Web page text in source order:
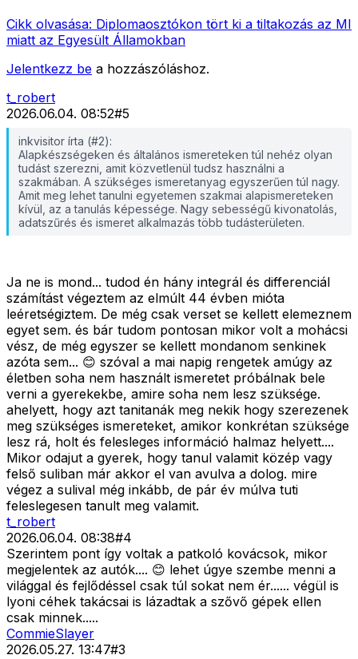
Cikk olvasása: Diplomaosztókon tört ki a tiltakozás az MI
miatt az Egyesült Államokban
Jelentkezz be a hozzászóláshoz.
t_robert
2026.06.04. 08:52#5
inkvisitor írta (#2):
Alapkészségeken és általános ismereteken túl nehéz olyan
tudást szerezni, amit közvetlenül tudsz használni a
szakmában. A szükséges ismeretanyag egyszerűen túl nagy.
Amit meg lehet tanulni egyetemen szakmai alapismereteken
kívül, az a tanulás képessége. Nagy sebességű kivonatolás,
adatszűrés és ismeret alkalmazás több tudásterületen.
Ja ne is mond... tudod én hány integrál és differenciál
számítást végeztem az elmúlt 44 évben mióta
leéretségiztem. De még csak verset se kellett elemeznem
egyet sem. és bár tudom pontosan mikor volt a mohácsi
vész, de még egyszer se kellett mondanom senkinek
azóta sem... 😊 szóval a mai napig rengetek amúgy az
életben soha nem használt ismeretet próbálnak bele
verni a gyerekekbe, amire soha nem lesz szüksége.
ahelyett, hogy azt tanitanák meg nekik hogy szerezenek
meg szükséges ismereteket, amikor konkrétan szüksége
lesz rá, holt és felesleges információ halmaz helyett....
Mikor odajut a gyerek, hogy tanul valamit közép vagy
felső suliban már akkor el van avulva a dolog. mire
végez a sulival még inkább, de pár év múlva tuti
feleslegesen tanult meg valamit.
t_robert
2026.06.04. 08:38#4
Szerintem pont így voltak a patkoló kovácsok, mikor
megjelentek az autók.... 😊 lehet úgye szembe menni a
világgal és fejlődéssel csak túl sokat nem ér...... végül is
lyoni céhek takácsai is lázadtak a szővő gépek ellen
csak minnek.....
CommieSlayer
2026.05.27. 13:47#3